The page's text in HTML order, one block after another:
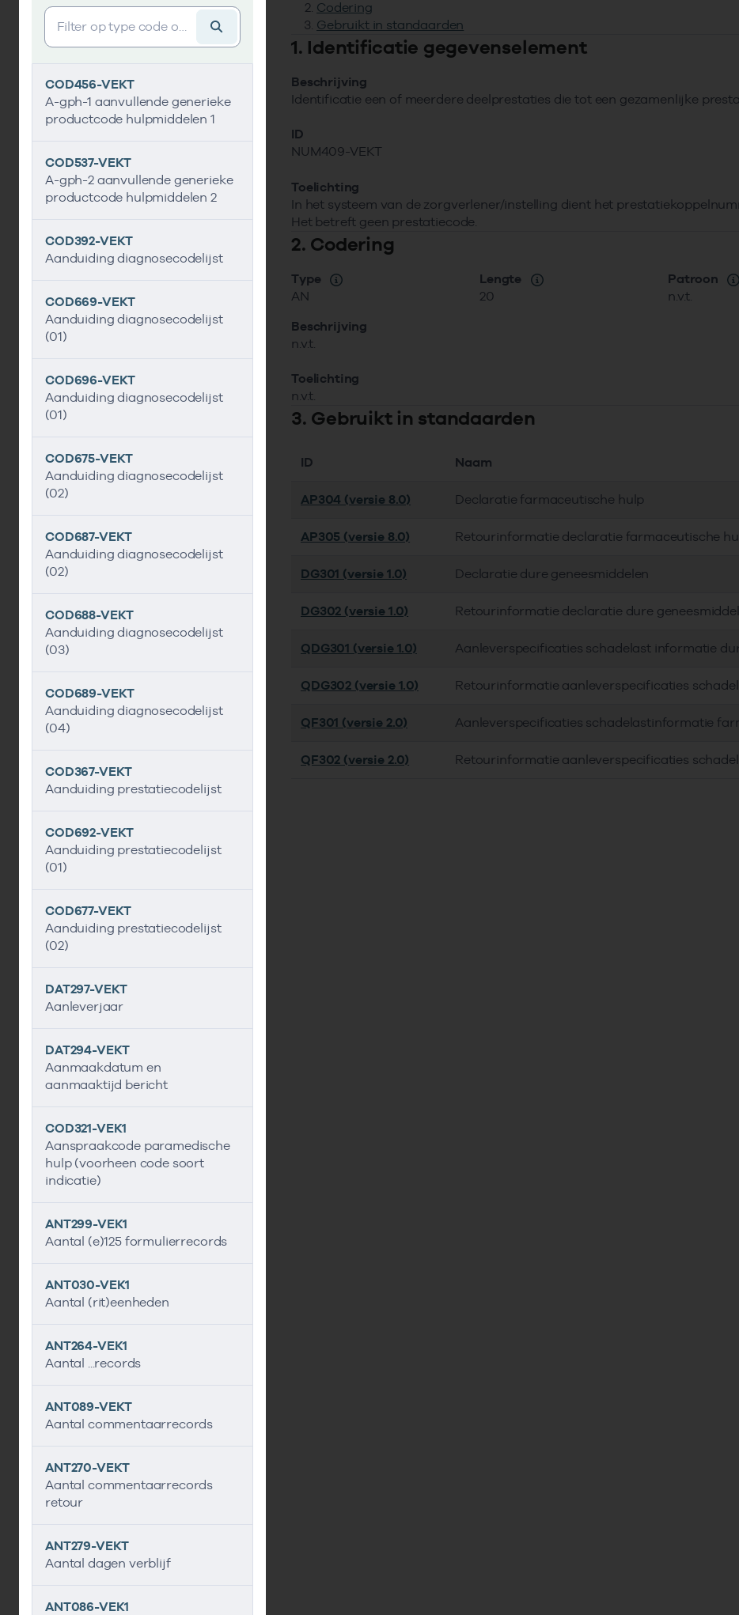
Vind gegevens&shy;element
COD456-VEKT
A-gph-1 aanvullende generieke
productcode hulpmiddelen 1
COD537-VEKT
A-gph-2 aanvullende generieke
productcode hulpmiddelen 2
COD392-VEKT
Aanduiding diagnosecodelijst
COD669-VEKT
Aanduiding diagnosecodelijst
(01)
COD696-VEKT
Aanduiding diagnosecodelijst
(01)
COD675-VEKT
Aanduiding diagnosecodelijst
(02)
COD687-VEKT
Aanduiding diagnosecodelijst
(02)
COD688-VEKT
Aanduiding diagnosecodelijst
(03)
COD689-VEKT
Aanduiding diagnosecodelijst
(04)
COD367-VEKT
Aanduiding prestatiecodelijst
COD692-VEKT
Aanduiding prestatiecodelijst
(01)
COD677-VEKT
Aanduiding prestatiecodelijst
(02)
DAT297-VEKT
Aanleverjaar
DAT294-VEKT
Aanmaakdatum en
aanmaaktijd bericht
COD321-VEK1
Aanspraakcode paramedische
hulp (voorheen code soort
indicatie)
ANT299-VEK1
Aantal (e)125 formulierrecords
ANT030-VEK1
Aantal (rit)eenheden
ANT264-VEK1
Aantal ...records
ANT089-VEKT
Aantal commentaarrecords
ANT270-VEKT
Aantal commentaarrecords
retour
ANT279-VEKT
Aantal dagen verblijf
ANT086-VEK1
Codering
Gebruikt in standaarden
1. Identificatie gegevenselement
Beschrijving
Identificatie een of meerdere deelprestaties die tot een gezamenlijke
ID
NUM409-VEKT
Toelichting
In het systeem van de zorgverlener/instelling dient het
Het betreft geen prestatiecode.
2. Codering
Type
AN
Lengte
20
Patroon
n.v.t.
Beschrijving
n.v.t.
Toelichting
n.v.t.
3. Gebruikt in standaarden
ID Naam
AP304 (versie 8.0) Declaratie farmaceutische hulp
AP305 (versie 8.0) Retourinformatie declaratie farmaceutische
DG301 (versie 1.0) Declaratie dure geneesmiddelen
DG302 (versie 1.0) Retourinformatie declaratie dure
QDG301 (versie 1.0) Aanleverspecificaties schadelast informatie
QDG302 (versie 1.0) Retourinformatie aanleverspecificaties
QF301 (versie 2.0) Aanleverspecificaties schadelastinformatie
QF302 (versie 2.0) Retourinformatie aanleverspecificaties